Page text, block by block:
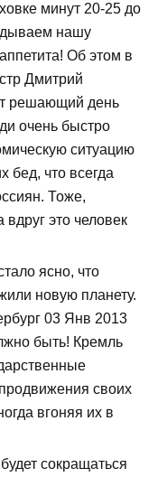
минут 20-25 до
нашу
Об этом в
Дмитрий
решающий день
очень быстро
ситуацию
бед, что всегда
Тоже,
это человек
ясно, что
новую планету.
03 Янв 2013
быть! Кремль
своих
вгоняя их в
сокращаться